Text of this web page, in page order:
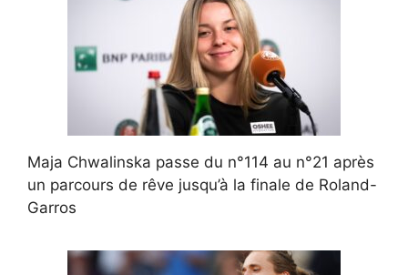
Maja Chwalinska passe du n°114 au n°21 après
un parcours de rêve jusqu’à la finale de Roland-
Garros